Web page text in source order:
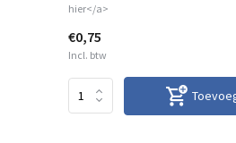
hier</a>
€0,75
Incl. btw